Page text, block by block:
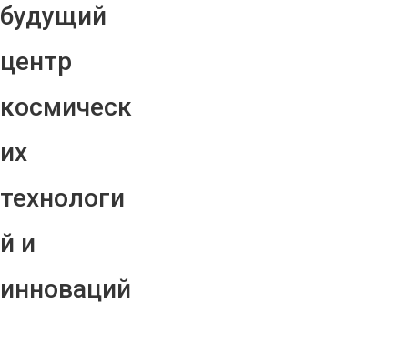
будущий
центр
космическ
их
технологи
й и
инноваций